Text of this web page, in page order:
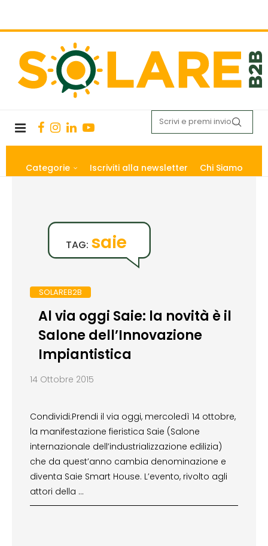
Categorie Iscriviti alla newsletter Chi Siamo
TAG: saie
SOLAREB2B
Al via oggi Saie: la novità è il
Salone dell’Innovazione
Impiantistica
14 Ottobre 2015
Condividi:Prendi il via oggi, mercoledì 14 ottobre,
la manifestazione fieristica Saie (Salone
internazionale dell’industrializzazione edilizia)
che da quest’anno cambia denominazione e
diventa Saie Smart House. L’evento, rivolto agli
attori della …